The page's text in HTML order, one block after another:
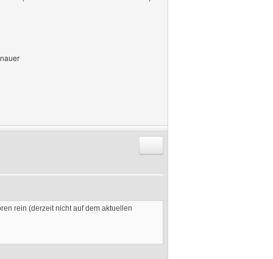
rein (derzeit nicht auf dem aktuellen